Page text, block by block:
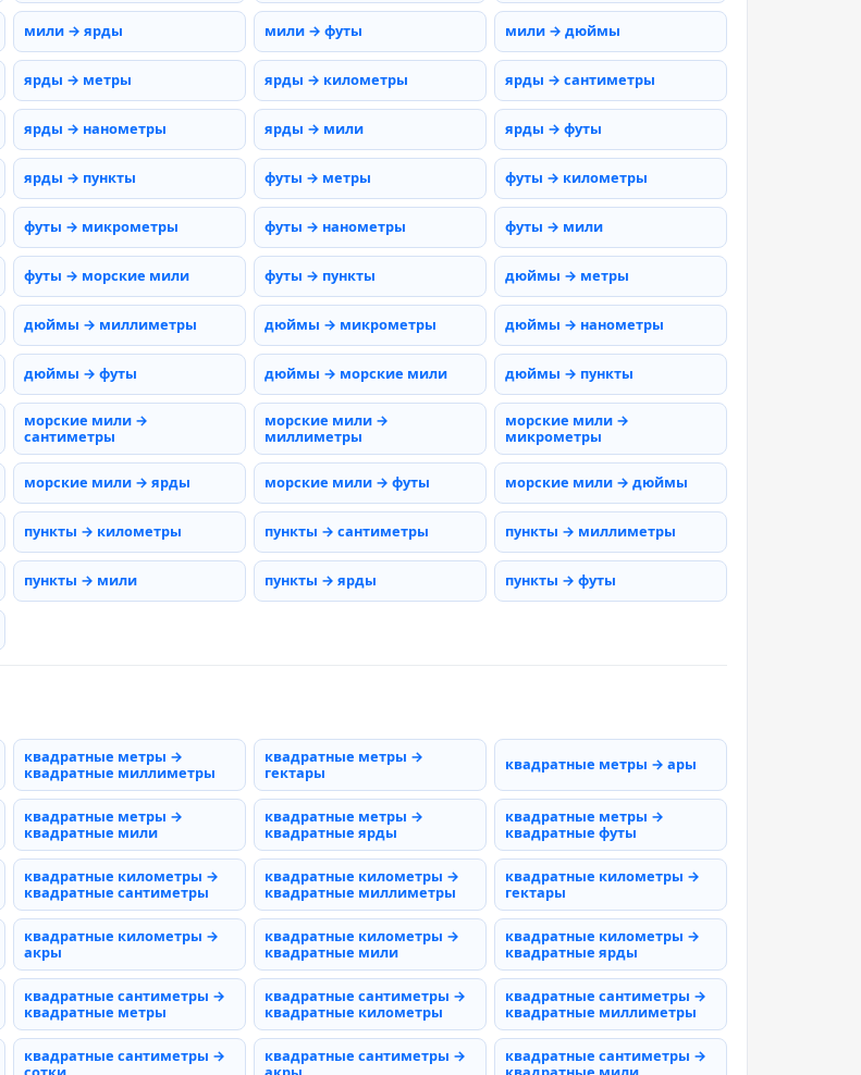
мили → ярды мили → футы мили → дюймы
ярды → метры ярды → километры ярды → сантиметры
ярды → нанометры ярды → мили ярды → футы
ярды → пункты футы → метры футы → километры
футы → микрометры футы → нанометры футы → мили
футы → морские мили футы → пункты дюймы → метры
дюймы → миллиметры дюймы → микрометры дюймы → нанометры
дюймы → футы дюймы → морские мили дюймы → пункты
морские мили →
сантиметры
морские мили →
миллиметры
морские мили →
микрометры
морские мили → ярды морские мили → футы морские мили → дюймы
пункты → километры пункты → сантиметры пункты → миллиметры
пункты → мили пункты → ярды пункты → футы
квадратные метры →
квадратные миллиметры
квадратные метры →
гектары
квадратные метры → ары
квадратные метры →
квадратные мили
квадратные метры →
квадратные ярды
квадратные метры →
квадратные футы
квадратные километры →
квадратные сантиметры
квадратные километры →
квадратные миллиметры
квадратные километры →
гектары
квадратные километры →
акры
квадратные километры →
квадратные мили
квадратные километры →
квадратные ярды
квадратные сантиметры →
квадратные метры
квадратные сантиметры →
квадратные километры
квадратные сантиметры →
квадратные миллиметры
квадратные сантиметры →
квадратные сантиметры →
квадратные сантиметры →